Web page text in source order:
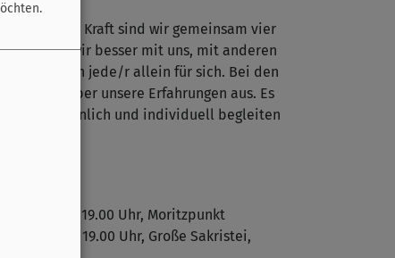
göttlicher Kraft sind wir gemeinsam vier
wollen wir besser mit uns, mit anderen
Wir üben jede/r allein für sich. Bei den
wir uns über unsere Erfahrungen aus. Es
sich persönlich und individuell begleiten
23.02., 19.00 Uhr, Moritzpunkt
02.03., 19.00 Uhr, Große Sakristei,